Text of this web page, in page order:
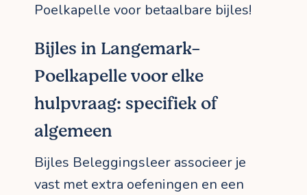
Poelkapelle voor betaalbare bijles!
Bijles in Langemark-
Poelkapelle voor elke
hulpvraag: specifiek of
algemeen
Bijles Beleggingsleer associeer je
vast met extra oefeningen en een